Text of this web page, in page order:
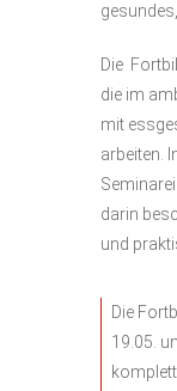
Die
die im
mit
arbeiten.
darin
und
Die
19.05.